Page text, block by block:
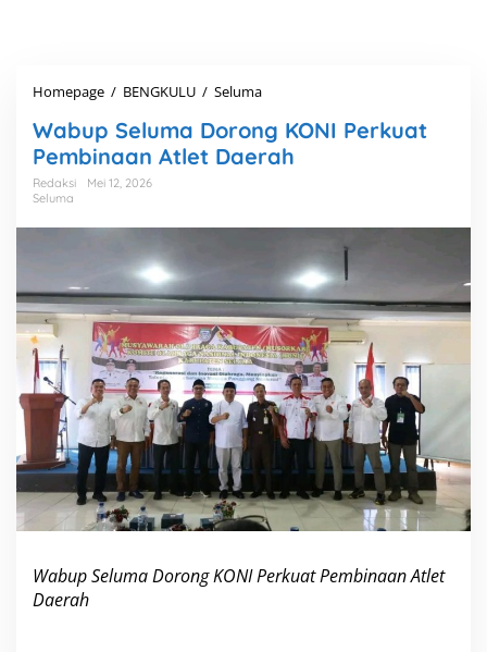
Homepage / BENGKULU / Seluma
b
u
p
l
D
o
r
o
n
g
K
P
e
u
Wabup Seluma Dorong KONI Perkuat
Pembinaan Atlet Daerah
Redaksi
Mei 12, 2026
Seluma
Wabup Seluma Dorong KONI Perkuat Pembinaan Atlet
Daerah